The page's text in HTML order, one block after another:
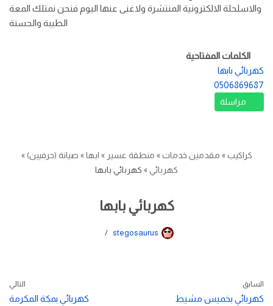
والاسلحلة الالكترونية المنتشرة ولاغنى عنها اليوم فنحن نمتلك المعة
الطيبة والحسنة
الكلمات المفتاحية
كهربائي بابها
0506869687
مراسلة
كراكيب» مقدمين خدمات» منطقة عسير » ابها» صيانة (حرفيين)»
كهربائي» كهربائي بابها
كهربائي بابها
stegosaurus
السابق
كهربائي بخميس مشيط
التالي
كهربائي بمكة المكرمة